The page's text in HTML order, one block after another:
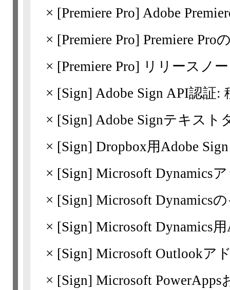
× [Premiere Pro] Adobe
× [Premiere Pro] Premiere Pro
× [Premiere Pro] リリースノー
× [Sign] Adobe Sign API認証:
× [Sign] Adobe Signテキスト
× [Sign] Dropbox用Adobe
× [Sign] Microsoft Dynamics
× [Sign] Microsoft Dynamics
× [Sign] Microsoft Dynamics
× [Sign] Microsoft Outlookア
× [Sign] Microsoft